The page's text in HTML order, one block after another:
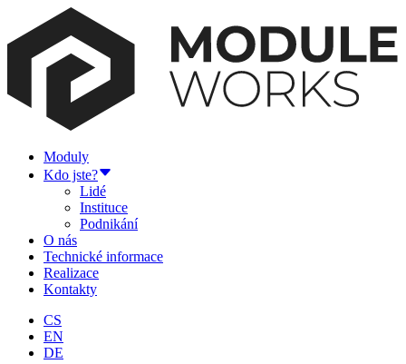
Moduly
Kdo jste?
Lidé
Instituce
Podnikání
O nás
Technické informace
Realizace
Kontakty
CS
EN
DE